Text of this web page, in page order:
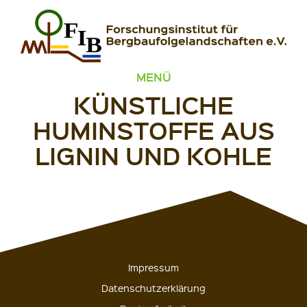
Zum Inhalt springen
FIB – Forschungsinstitut für Bergbaufolgelandschaften
MENÜ
KÜNSTLICHE
HUMINSTOFFE AUS
LIGNIN UND KOHLE
Impressum
Datenschutzerklärung